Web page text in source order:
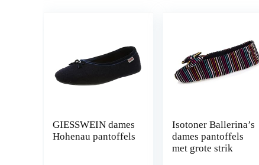
GIESSWEIN dames
Hohenau pantoffels
Isotoner Ballerina’s
dames pantoffels
met grote strik